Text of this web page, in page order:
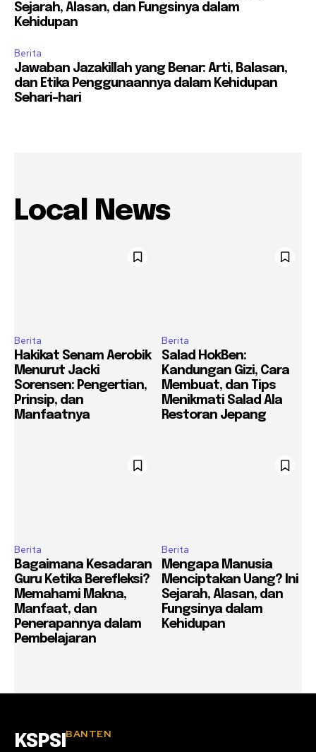
Sejarah, Alasan, dan Fungsinya dalam
Kehidupan
Berita
Jawaban Jazakillah yang Benar: Arti, Balasan,
dan Etika Penggunaannya dalam Kehidupan
Sehari-hari
Local News
Berita
Hakikat Senam Aerobik
Menurut Jacki
Sorensen: Pengertian,
Prinsip, dan
Manfaatnya
Berita
Salad HokBen:
Kandungan Gizi, Cara
Membuat, dan Tips
Menikmati Salad Ala
Restoran Jepang
Berita
Bagaimana Kesadaran
Guru Ketika Berefleksi?
Memahami Makna,
Manfaat, dan
Penerapannya dalam
Pembelajaran
Berita
Mengapa Manusia
Menciptakan Uang? Ini
Sejarah, Alasan, dan
Fungsinya dalam
Kehidupan
KSPSI BANTEN